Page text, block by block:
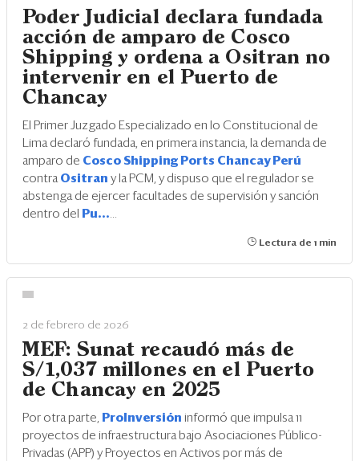
Poder Judicial declara fundada
acción de amparo de Cosco
Shipping y ordena a Ositran no
intervenir en el Puerto de
Chancay
El Primer Juzgado Especializado en lo Constitucional de
Lima declaró fundada, en primera instancia, la demanda de
amparo de Cosco Shipping Ports Chancay Perú
contra Ositran y la PCM, y dispuso que el regulador se
abstenga de ejercer facultades de supervisión y sanción
dentro del
Pu......
Lectura de 1 min
2 de febrero de 2026
MEF: Sunat recaudó más de
S/1,037 millones en el Puerto
de Chancay en 2025
Por otra parte, ProInversión informó que impulsa 11
proyectos de infraestructura bajo Asociaciones Público-
Privadas (APP) y Proyectos en Activos por más de